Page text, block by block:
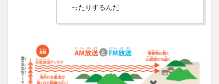
ったりするんだ